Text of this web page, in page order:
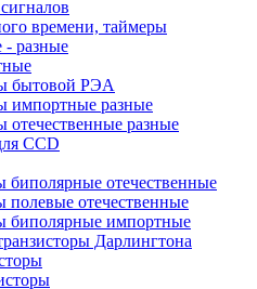
времени, таймеры
- разные
бытовой РЭА
импортные разные
разные
CCD
биполярные отечественные
полевые отечественные
биполярные импортные
Дарлингтона